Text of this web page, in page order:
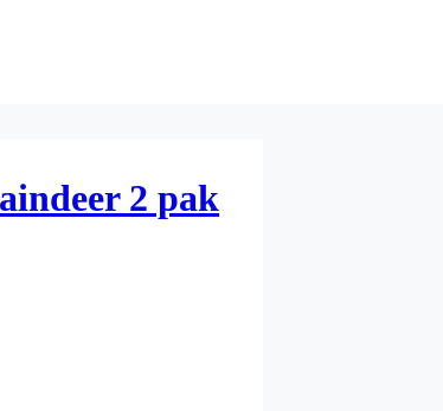
2 pak